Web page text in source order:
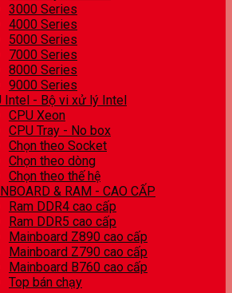
3000 Series
4000 Series
5000 Series
7000 Series
8000 Series
9000 Series
Intel - Bộ vi xử lý Intel
CPU Xeon
CPU Tray - No box
Chọn theo Socket
Chọn theo dòng
Chọn theo thế hệ
& RAM - CAO CẤP
Ram DDR4 cao cấp
Ram DDR5 cao cấp
Mainboard Z890 cao cấp
Mainboard Z790 cao cấp
Mainboard B760 cao cấp
Top bán chạy